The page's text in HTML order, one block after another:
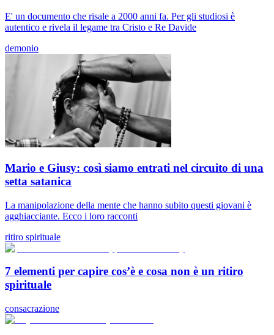
E' un documento che risale a 2000 anni fa. Per gli studiosi è
autentico e rivela il legame tra Cristo e Re Davide
demonio
Mario e Giusy: così siamo entrati nel circuito di una
setta satanica
La manipolazione della mente che hanno subito questi giovani è
agghiacciante. Ecco i loro racconti
ritiro spirituale
7 elementi per capire cos’è e cosa non è un ritiro
spirituale
consacrazione